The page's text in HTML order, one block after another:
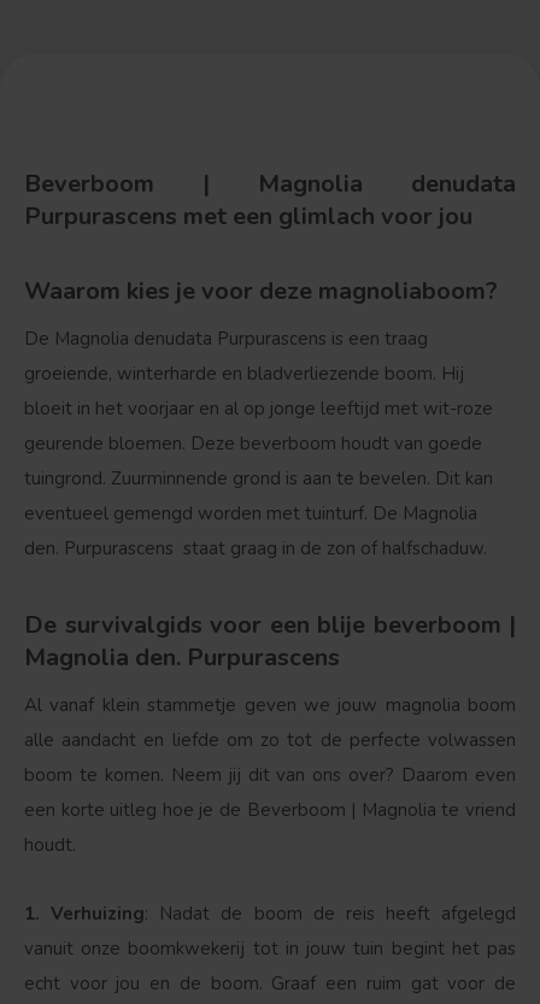
Beverboom | Magnolia denudata
Purpurascens met een glimlach voor jou
Waarom kies je voor deze magnoliaboom?
De Magnolia denudata Purpurascens is een traag
groeiende, winterharde en bladverliezende boom. Hij
bloeit in het voorjaar en al op jonge leeftijd met wit-roze
geurende bloemen. Deze beverboom houdt van goede
tuingrond. Zuurminnende grond is aan te bevelen. Dit kan
eventueel gemengd worden met tuinturf. De Magnolia
den. Purpurascens staat graag in de zon of halfschaduw.
De survivalgids voor een blije beverboom |
Magnolia den. Purpurascens
Al vanaf klein stammetje geven we jouw magnolia boom
alle aandacht en liefde om zo tot de perfecte volwassen
boom te komen. Neem jij dit van ons over? Daarom even
een korte uitleg hoe je de Beverboom | Magnolia te vriend
houdt.
1. Verhuizing: Nadat de boom de reis heeft afgelegd
vanuit onze boomkwekerij tot in jouw tuin begint het pas
echt voor jou en de boom. Graaf een ruim gat voor de
Bolvorm